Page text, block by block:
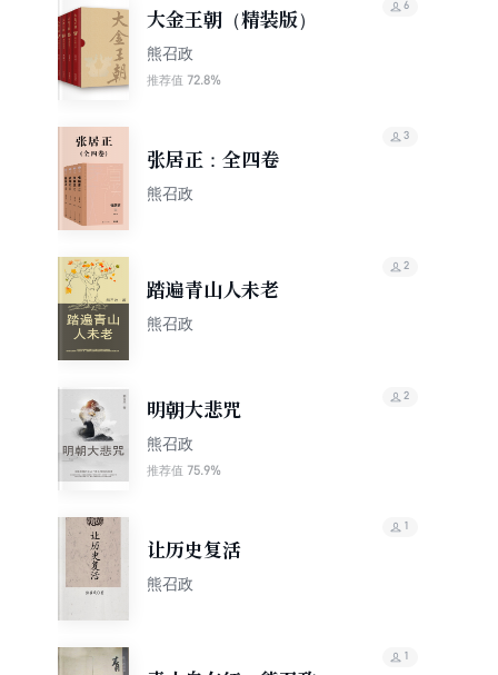
大金王朝（精装版）
熊召政
推荐值 72.8%
6
张居正：全四卷
熊召政
3
踏遍青山人未老
熊召政
2
明朝大悲咒
熊召政
推荐值 75.9%
2
让历史复活
熊召政
1
1